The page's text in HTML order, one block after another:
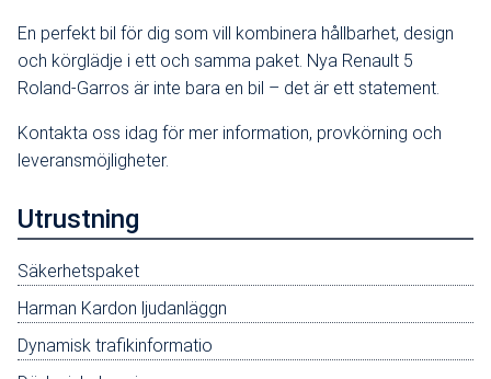
En perfekt bil för dig som vill kombinera hållbarhet, design
och körglädje i ett och samma paket. Nya Renault 5
Roland-Garros är inte bara en bil – det är ett statement.
Kontakta oss idag för mer information, provkörning och
leveransmöjligheter.
Utrustning
Säkerhetspaket
Harman Kardon ljudanläggn
Dynamisk trafikinformatio